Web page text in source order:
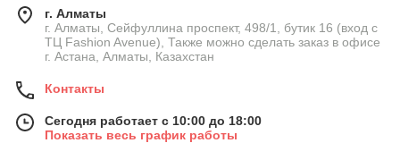
г. Алматы
г. Алматы, Сейфуллина проспект, 498/1, бутик 16 (вход с
ТЦ Fashion Avenue), Также можно сделать заказ в офисе
г. Астана, Алматы, Казахстан
Контакты
Сегодня работает с 10:00 до 18:00
Показать весь график работы